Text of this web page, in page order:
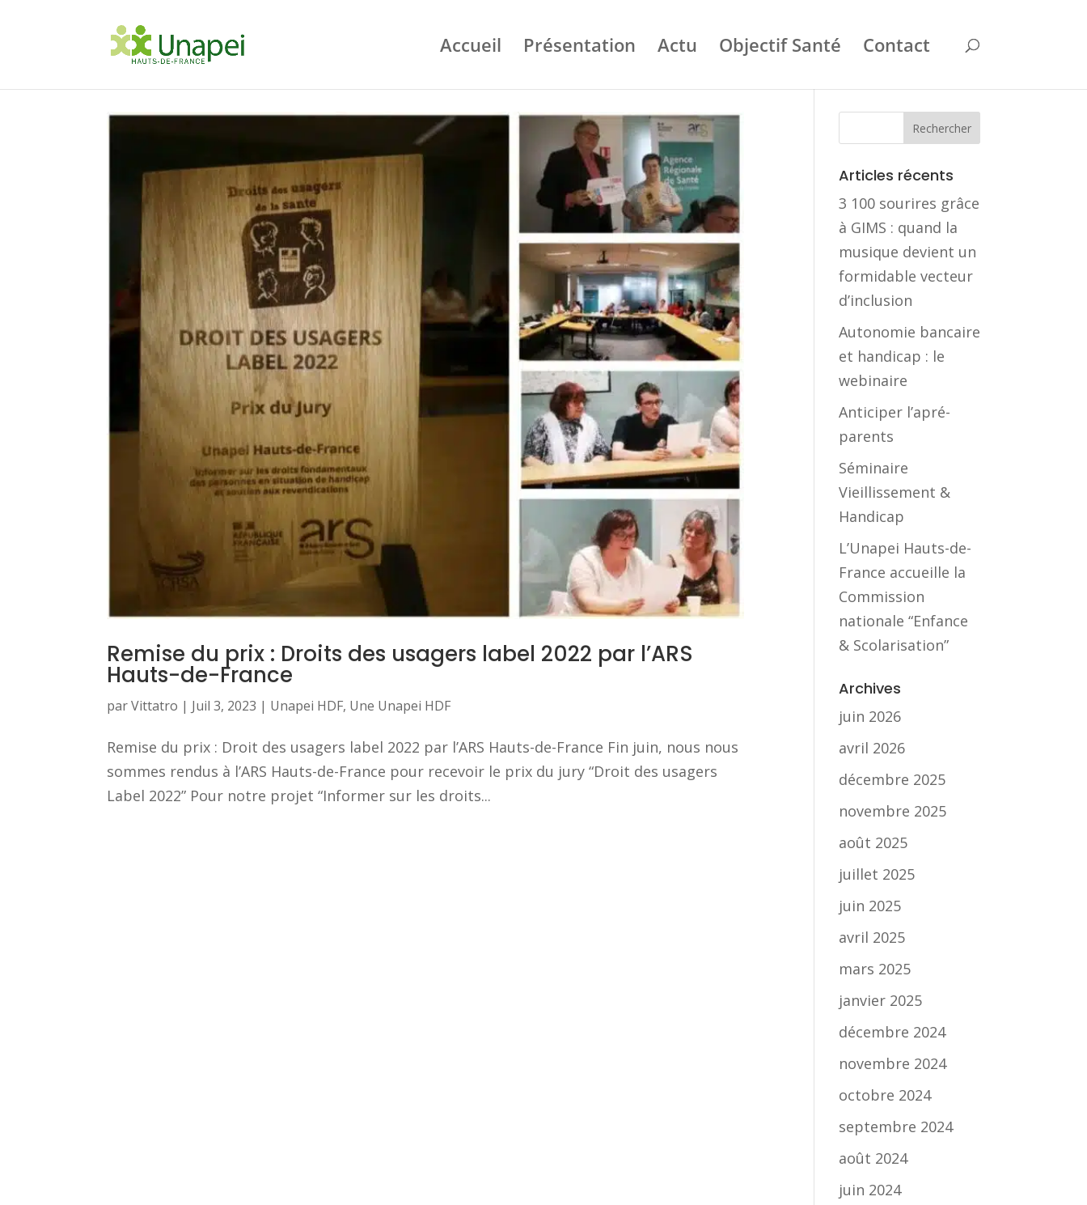
Accueil Présentation Actu Objectif Santé Contact
Remise du prix : Droits des usagers label 2022 par l’ARS
Hauts-de-France
parVittatro | Juil 3, 2023 | Unapei HDF, Une Unapei HDF
Remise du prix : Droit des usagers label 2022 par l’ARS Hauts-de-France Fin juin, nous nous
sommes rendus à l’ARS Hauts-de-France pour recevoir le prix du jury “Droit des usagers
Label 2022” Pour notre projet “Informer sur les droits...
Articles récents
3 100 sourires grâce
à GIMS : quand la
musique devient un
formidable vecteur
d’inclusion
Autonomie bancaire
et handicap : le
webinaire
Anticiper l’apré-
parents
Séminaire
Vieillissement &
Handicap
L’Unapei Hauts-de-
France accueille la
Commission
nationale “Enfance
& Scolarisation”
Archives
juin 2026
avril 2026
décembre 2025
novembre 2025
août 2025
juillet 2025
juin 2025
avril 2025
mars 2025
janvier 2025
décembre 2024
novembre 2024
octobre 2024
septembre 2024
août 2024
juin 2024